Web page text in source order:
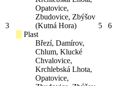
3
Opatovice,
Zbudovice, Zbýšov
(Kutná Hora)
Plast
Březí, Damírov,
Chlum, Klucké
Chvalovice,
Krchlebská Lhota,
Opatovice,
5 6